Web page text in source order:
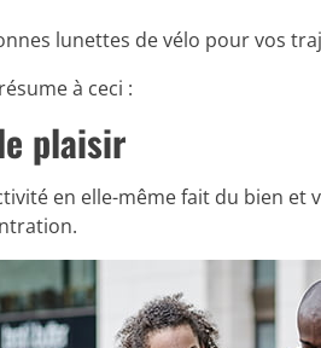
lunettes de vélo pour vos
à ceci :
plaisir
en elle-même fait du bien